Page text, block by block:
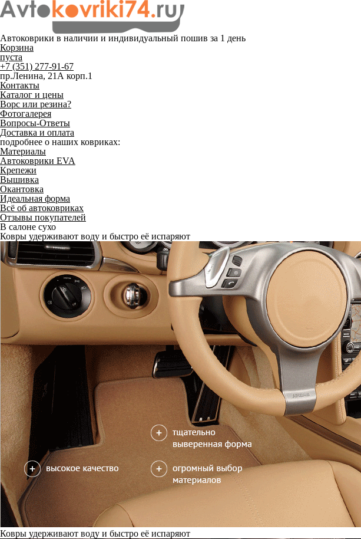
Автоковрики в наличии и индивидуальный пошив за 1 день
Корзина
пуста
+7 (351) 277-91-67
пр.Ленина, 21А корп.1
Контакты
Каталог и цены
Ворс или резина?
Фотогалерея
Вопросы-Ответы
Доставка и оплата
подробнее о наших ковриках:
Материалы
Автоковрики EVA
Крепежи
Вышивка
Окантовка
Идеальная форма
Всё об автоковриках
Отзывы покупателей
В салоне сухо
Ковры удерживают воду и быстро её испаряют
Ковры удерживают воду и быстро её испаряют